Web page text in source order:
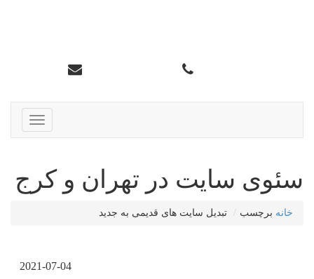
ناوبری
سئوی سایت در تهران و کرج
خانه برچسب تبدیل سایت های قدیمی به جدید
2021-07-04